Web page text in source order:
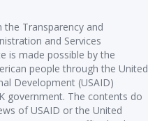
Transparency and
and Services
is made possible by the
people through the United
Development (USAID)
government. The contents do
of USAID or the United